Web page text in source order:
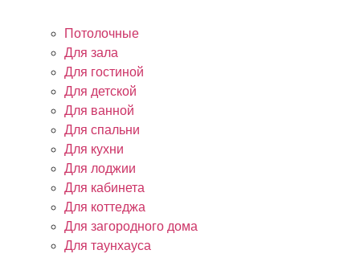
Потолочные
Для зала
Для гостиной
Для детской
Для ванной
Для спальни
Для кухни
Для лоджии
Для кабинета
Для коттеджа
Для загородного дома
Для таунхауса